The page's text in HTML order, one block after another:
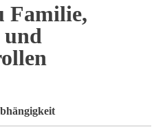
Familie,
und